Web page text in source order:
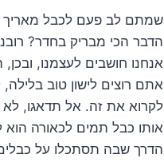
שמתם לב פעם לכבל מאריך
הדבר הכי מבריק בחדר?
אנחנו חושבים לעצמנו,
אתם רוצים לישון טוב
לקרוא את זה. אל תדאגו, לא
אותו כבל תמים לכאורה
הדרך שבה תסתכלו על